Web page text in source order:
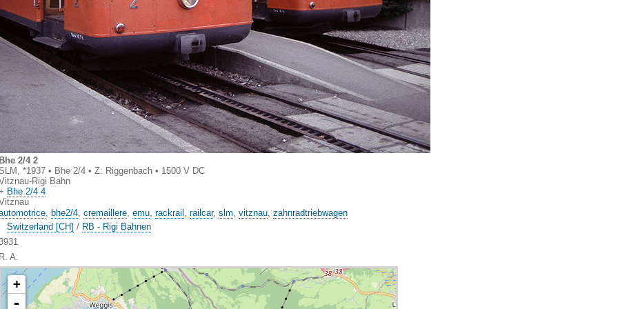
2/4 2
*1937 • Bhe 2/4 • Z: Riggenbach • 1500 V DC
Rigi Bahn
Bhe 2/4 4
, bhe2/4, cremaillere, emu, rackrail , railcar, slm, vitznau, zahnradtriebwagen
Switzerland [CH] / RB - Rigi Bahnen
A.
+
-